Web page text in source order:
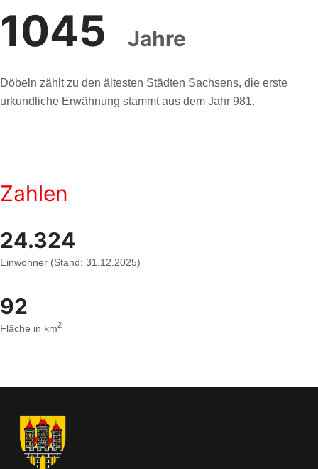
1045 Jahre
Döbeln zählt zu den ältesten Städten Sachsens, die erste
urkundliche Erwähnung stammt aus dem Jahr 981.
Zahlen
24.324
Einwohner (Stand: 31.12.2025)
92
Fläche in km2